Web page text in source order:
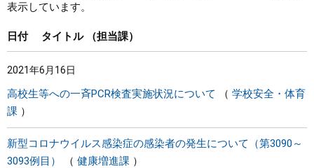
教育・文化・スポーツ
しごと・産業・観光
県政情報
表示しています。
日付 タイトル 担当課
2021年6月16日
高校生等への一斉PCR検査実施状況について
学校安全・体育
課
新型コロナウイルス感染症の感染者の発生について（第3090～
3093例目）
健康増進課